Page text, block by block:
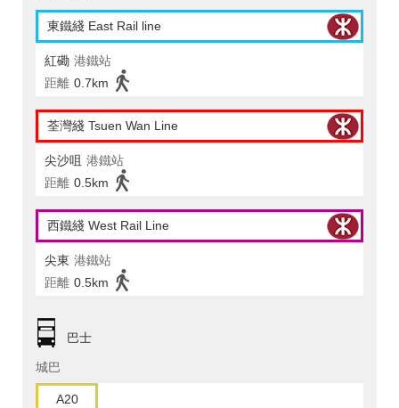
東鐵綫 East Rail line
紅磡 港鐵站
距離 0.7km
荃灣綫 Tsuen Wan Line
尖沙咀 港鐵站
距離 0.5km
西鐵綫 West Rail Line
尖東 港鐵站
距離 0.5km
巴士
城巴
A20